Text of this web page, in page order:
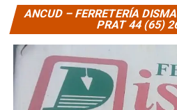
ANCUD – FERRETERÍA
PRAT 44 (65)